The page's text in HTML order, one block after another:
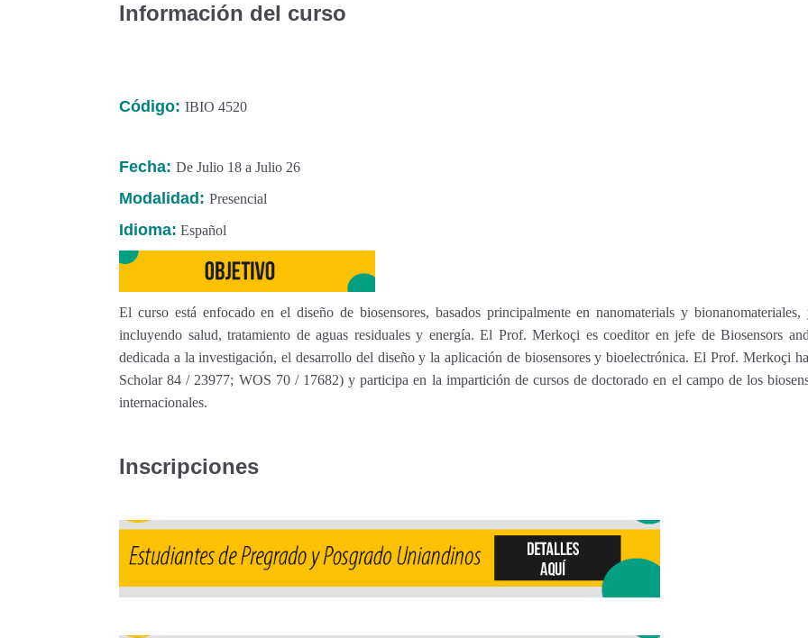
Información del curso
Código: IBIO 4520
Fecha: De Julio 18 a Julio 26
Modalidad: Presencial
Idioma: Español
El curso está enfocado en el diseño de biosensores, basados principalmente en nanomaterials y
incluyendo salud, tratamiento de aguas residuales y energía. El Prof. Merkoçi es coeditor en jefe de Biosensors
dedicada a la investigación, el desarrollo del diseño y la aplicación de biosensores y bioelectrónica. El Prof. Merkoçi
Scholar 84 / 23977; WOS 70 / 17682) y participa en la impartición de cursos de doctorado en el campo de los
internacionales.
Inscripciones